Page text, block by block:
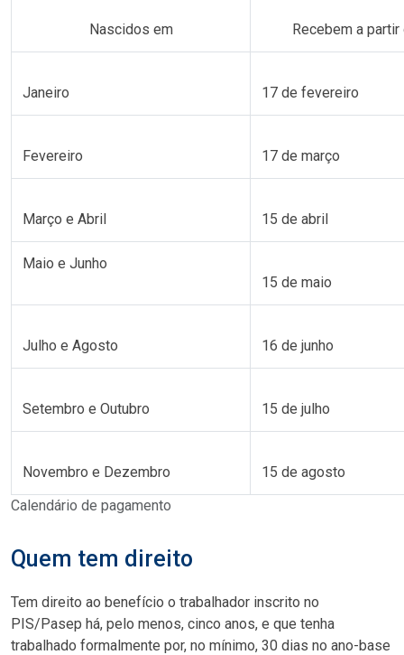
Calendário de pagamento
Nascidos em Recebem a partir
Janeiro 17 de fevereiro
Fevereiro 17 de março
Março e Abril 15 de abril
Maio e Junho
15 de maio
Julho e Agosto 16 de junho
Setembro e Outubro 15 de julho
Novembro e Dezembro 15 de agosto
Quem tem direito
Tem direito ao benefício o trabalhador inscrito no
PIS/Pasep há, pelo menos, cinco anos, e que tenha
trabalhado formalmente por, no mínimo, 30 dias no ano-base